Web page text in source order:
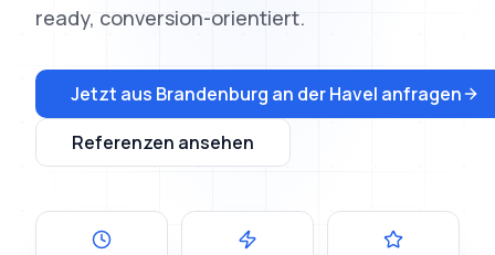
ready, conversion-orientiert.
Jetzt aus Brandenburg an der Havel anfragen
Referenzen ansehen